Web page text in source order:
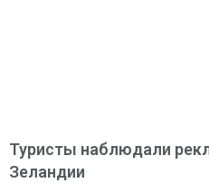
Туристы наблюдали
Зеландии